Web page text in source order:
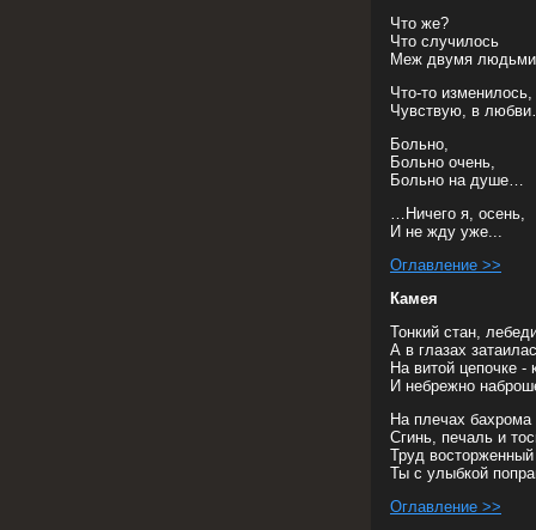
Что же?
Что случилось
Меж двумя
Что-то изменилось,
Чувствую, в
Больно,
Больно очень,
Больно на душе…
…Ничего я, осень,
И не жду уже...
Оглавление >>
Камея
Тонкий стан,
А в глазах
На витой цепочке -
И небрежно
На плечах
Сгинь, печаль и
Труд
Ты с улыбкой
Оглавление >>